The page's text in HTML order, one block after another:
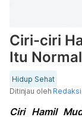
Ciri-ciri
Itu
Hidup Sehat
Ditinjau oleh
Ciri Hamil